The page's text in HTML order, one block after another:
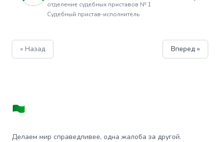
отделение судебных приставов № 1
Судебный пристав-исполнитель
« Назад Вперед »
Делаем мир справедливее, одна жалоба за другой.